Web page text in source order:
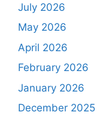
July 2026
May 2026
April 2026
February 2026
January 2026
December 2025